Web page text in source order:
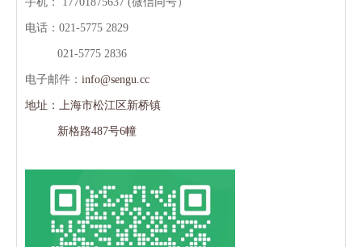
电话：021-5775 2829
021-5775 2836
电子邮件： info@sengu.cc
地址：上海市松江区新桥镇
新格路487号6幢